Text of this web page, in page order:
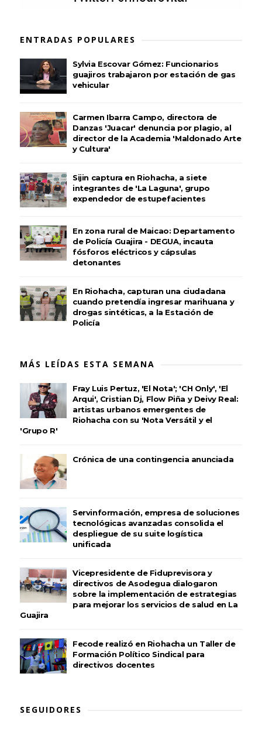
ENTRADAS POPULARES
Sylvia Escovar Gómez: Funcionarios
guajiros trabajaron por estación de gas
vehicular
Carmen Ibarra Campo, directora de
Danzas 'Juacar' denuncia por plagio, al
director de la Academia 'Maldonado Arte
y Cultura'
Sijin captura en Riohacha, a siete
integrantes de 'La Laguna', grupo
expendedor de estupefacientes
En zona rural de Maicao: Departamento
de Policía Guajira - DEGUA, incauta
fósforos eléctricos y cápsulas
detonantes
En Riohacha, capturan una ciudadana
cuando pretendía ingresar marihuana y
drogas sintéticas, a la Estación de
Policía
MÁS LEÍDAS ESTA SEMANA
Fray Luis Pertuz, 'El Nota'; 'CH Only', 'El
Arqui', Cristian Dj, Flow Piña y Deivy Real:
artistas urbanos emergentes de
Riohacha con su 'Nota Versátil y el
'Grupo R'
Crónica de una contingencia anunciada
Servinformación, empresa de soluciones
tecnológicas avanzadas consolida el
despliegue de su suite logística
unificada
Vicepresidente de Fiduprevisora y
directivos de Asodegua dialogaron
sobre la implementación de estrategias
para mejorar los servicios de salud en La
Guajira
Fecode realizó en Riohacha un Taller de
Formación Político Sindical para
directivos docentes
SEGUIDORES